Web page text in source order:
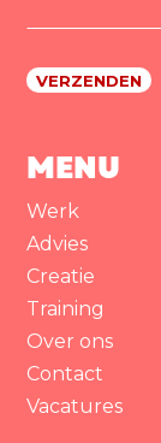
MENU
Werk
Advies
Creatie
Training
Over ons
Contact
Vacatures